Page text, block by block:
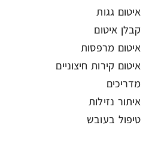
איטום גגות
קבלן איטום
איטום מרפסות
איטום קירות חיצוניים
מדריכים
איתור נזילות
טיפול בעובש